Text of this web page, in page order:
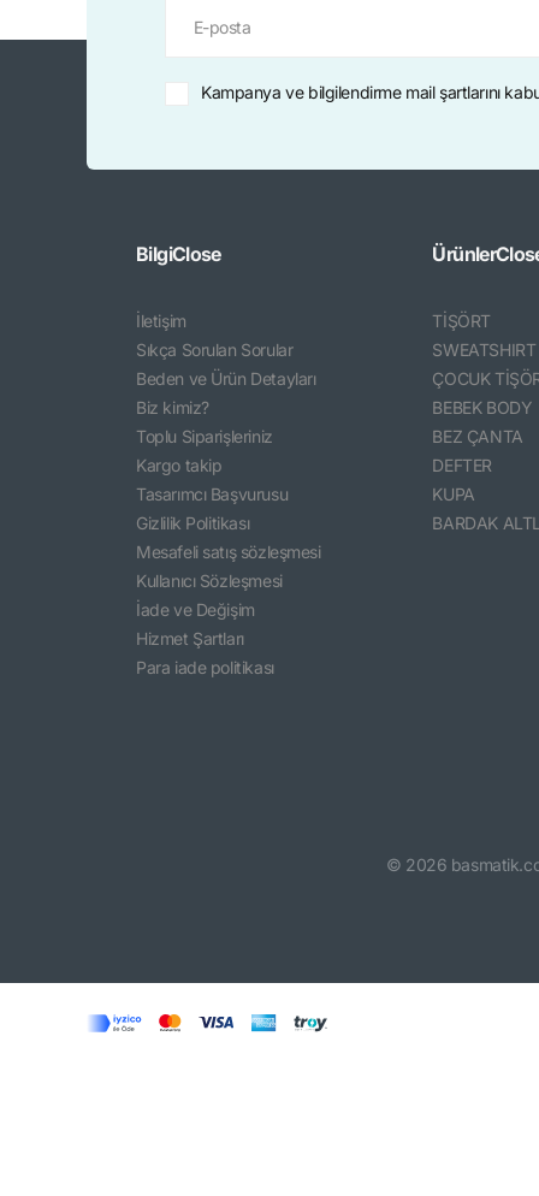
Kampanya ve bilgilendirme mail şartlarını
BilgiClose
İletişim
Sıkça Sorulan Sorular
Beden ve Ürün Detayları
Biz kimiz?
Toplu Siparişleriniz
Kargo takip
Tasarımcı Başvurusu
Gizlilik Politikası
Mesafeli satış sözleşmesi
Kullanıcı Sözleşmesi
İade ve Değişim
Hizmet Şartları
Para iade politikası
Ürünler
TİŞÖRT
SWEATSHIRT
ÇOCUK
BEBEK BODY
BEZ ÇANTA
DEFTER
KUPA
BARDAK
© 2026